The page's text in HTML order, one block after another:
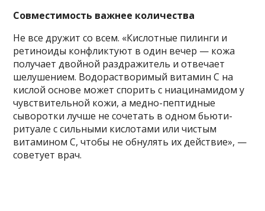
Совместимость важнее количества
Не все дружит со всем. «Кислотные пилинги и
ретиноиды конфликтуют в один вечер — кожа
получает двойной раздражитель и отвечает
шелушением. Водорастворимый витамин С на
кислой основе может спорить с ниацинамидом у
чувствительной кожи, а медно-пептидные
сыворотки лучше не сочетать в одном бьюти-
ритуале с сильными кислотами или чистым
витамином С, чтобы не обнулять их действие», —
советует врач.